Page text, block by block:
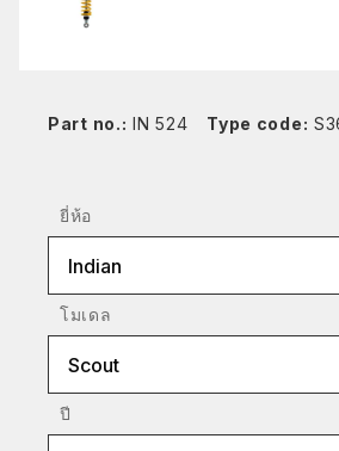
Part no.: IN 524 Type code:
ยี่ห้อ
Indian
โมเดล
Scout
ปี